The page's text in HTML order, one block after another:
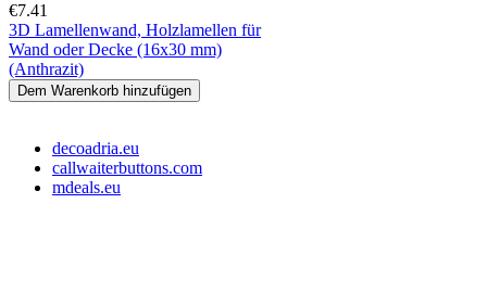
€7.41
3D Lamellenwand, Holzlamellen für
Wand oder Decke (16x30 mm)
(Anthrazit)
Dem Warenkorb hinzufügen
decoadria.eu
callwaiterbuttons.com
mdeals.eu